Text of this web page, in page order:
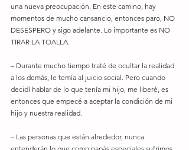
una nueva preocupación. En este camino, hay
momentos de mucho cansancio, entonces paro, NO
DESESPERO y sigo adelante. Lo importante es NO
TIRAR LA TOALLA.
– Durante mucho tiempo traté de ocultar la realidad
a los demás, le temía al juicio social. Pero cuando
decidí hablar de lo que tenía mi hijo, me liberé, es
entonces que empecé a aceptar la condición de mi
hijo y nuestra realidad.
– Las personas que están alrededor, nunca